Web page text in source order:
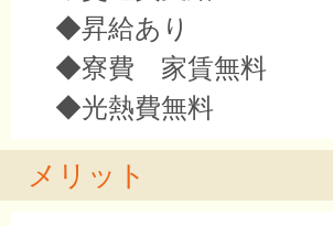
◆昇給あり
◆寮費 家賃無料
◆光熱費無料
メリット